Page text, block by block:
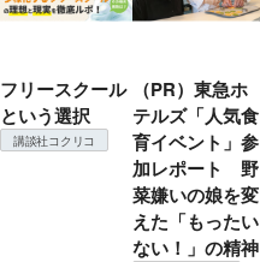
フリースクール
という選択
講談社コクリコ
（PR）東急ホ
テルズ「人気食
育イベント」参
加レポート 野
菜嫌いの娘を変
えた「もったい
ない！」の精神